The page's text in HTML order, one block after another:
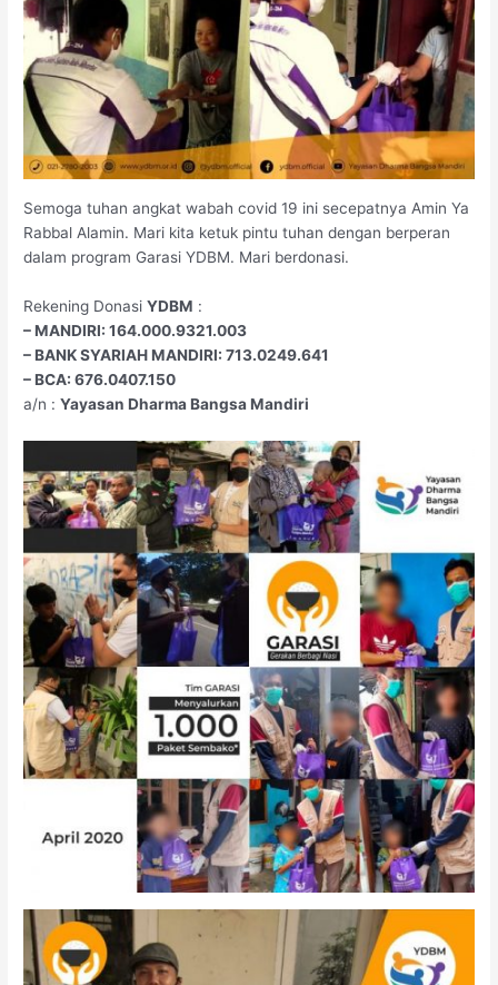
Semoga tuhan angkat wabah covid 19 ini secepatnya Amin Ya
Rabbal Alamin. Mari kita ketuk pintu tuhan dengan berperan
dalam program Garasi YDBM. Mari berdonasi.
Rekening DonasiYDBM :
– MANDIRI: 164.000.9321.003
– BANK SYARIAH MANDIRI: 713.0249.641
– BCA: 676.0407.150
a/n :Yayasan Dharma Bangsa Mandiri